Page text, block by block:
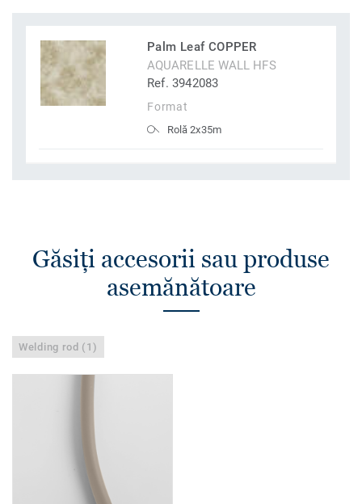
Palm Leaf COPPER
AQUARELLE WALL HFS
Ref. 3942083
Format
Rolă 2x35m
Găsiţi accesorii sau produse
asemănătoare
Welding rod (1)